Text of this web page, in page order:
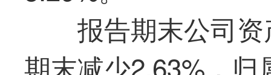
报告期末公司
期末减少2.63%，